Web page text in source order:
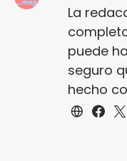
La
puede
seguro
hecho